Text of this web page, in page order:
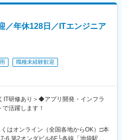
／年休128日／ITエンジニア
職種未経験歓迎
IT研修あり＞◆アプリ開発・インフラ
活躍します！
くはオンライン（全国各地からOK）□本
6 第2オンダビル6F└各線「池袋駅」